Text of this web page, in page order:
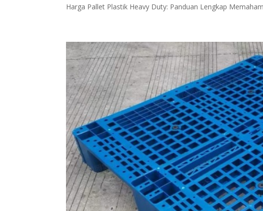
Harga Pallet Plastik Heavy Duty: Panduan Lengkap